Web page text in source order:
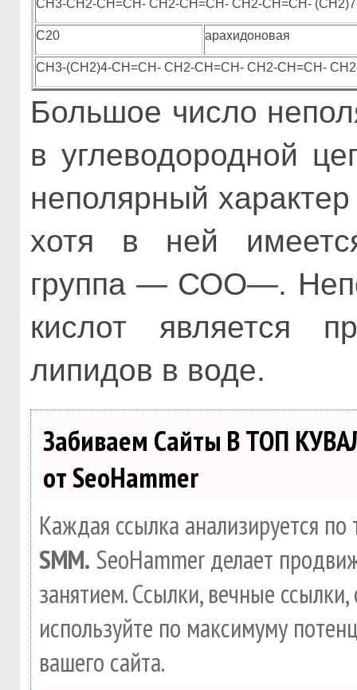
СН3-СН2-СН=СН- СН2-СН=СН- СН2-СН=СН-
С20 арахидоновая
СН3-(СН2)4-СН=СН- СН2-СН=СН- СН2-СН=СН-
Большое число
в углеводородной
неполярный
хотя в ней
группа — СОО—.
кислот является
липидов в воде.
Забиваем Сайты В ТОП
от SeoHammer
Каждая ссылка анализируется
SMM. SeoHammer делает
занятием. Ссылки, вечные
используйте по максимуму
вашего сайта.